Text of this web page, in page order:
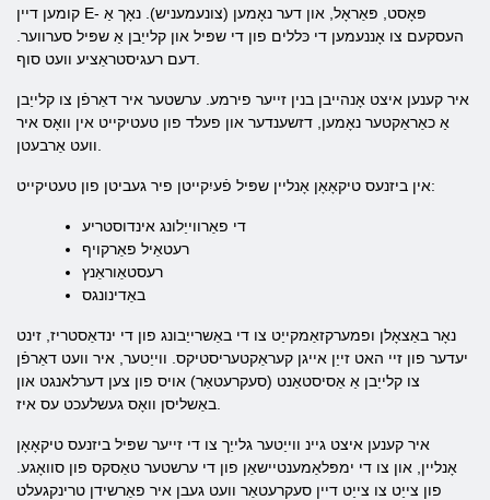
קומען דיין E- פּאָסט, פּאַראָל, און דער נאָמען (צונעמעניש). נאָך אַ
העסקעם צו אָננעמען די כּללים פון די שפּיל און קלייַבן אַ שפּיל סערווער.
איר קענען איצט אָנהייבן בנין זייער פירמע. ערשטער איר דאַרפֿן צו קלייַבן
אַ כאַראַקטער נאָמען, דזשענדער און פעלד פון טעטיקייט אין וואָס איר
אין ביזנעס טיקאָאָן אָנליין שפּיל פֿעיִקייטן פיר געביטן פון טעטיקייט:
די פאַרווייַלונג אינדוסטריע
רעטאַיל פאַרקויף
רעסטאַוראַנץ
באַדינונגס
נאָר באַצאָלן ופמערקזאַמקייַט צו די באַשרייַבונג פון די ינדאַסטריז, זינט
יעדער פון זיי האט זייַן אייגן קעראַקטעריסטיקס. ווייַטער, איר וועט דאַרפֿן
צו קלייַבן אַ אַסיסטאַנט (סעקרעטאַר) אויס פון צען דערלאנגט און
איר קענען איצט גיינ ווייַטער גלייַך צו די זייער שפּיל ביזנעס טיקאָאָן
אָנליין, און צו די ימפּלאַמענטיישאַן פון די ערשטער טאַסקס פון סוואָגע.
פון צייַט צו צייַט דיין סעקרעטאַר וועט געבן איר פאַרשידן טרינקגעלט